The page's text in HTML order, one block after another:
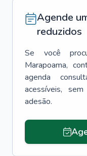
Agende
reduzidos
Se você
Marapoama,
agenda
acessíveis,
adesão.